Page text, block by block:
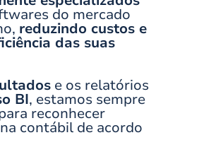
do mercado
reduzindo custos e
das suas
e os relatórios
BI, estamos sempre
reconhecer
contábil de acordo